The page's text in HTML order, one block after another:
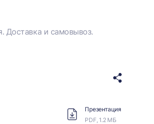
Доставка и самовывоз.
Презентация
PDF, 1.2 МБ